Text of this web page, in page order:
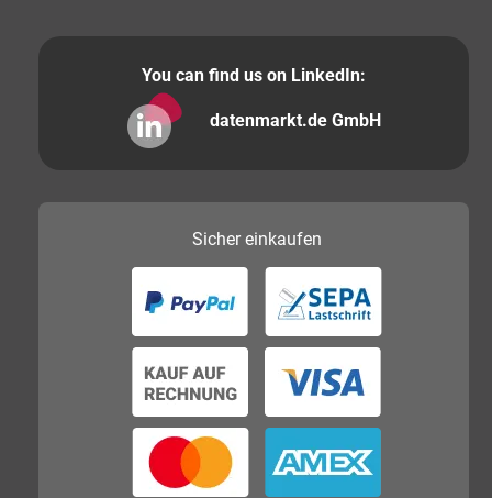
You can find us on LinkedIn:
datenmarkt.de GmbH
Sichereinkaufen